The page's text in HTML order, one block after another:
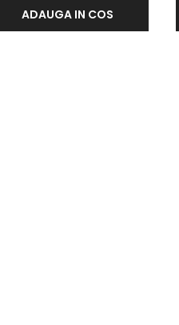
ADAUGA IN COS